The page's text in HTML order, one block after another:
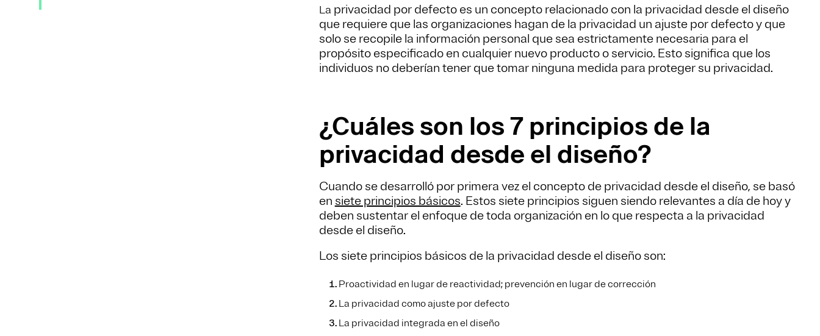
La privacidad por defecto es un concepto relacionado con la privacidad desde el diseño
que requiere que las organizaciones hagan de la privacidad un ajuste por defecto y que
solo se recopile la información personal que sea estrictamente necesaria para el
propósito especificado en cualquier nuevo producto o servicio. Esto significa que los
individuos no deberían tener que tomar ninguna medida para proteger su privacidad.
¿Cuáles son los 7 principios de la
privacidad desde el diseño?
Cuando se desarrolló por primera vez el concepto de privacidad desde el diseño, se basó
en siete principios básicos. Estos siete principios siguen siendo relevantes a día de hoy y
deben sustentar el enfoque de toda organización en lo que respecta a la privacidad
desde el diseño.
Los siete principios básicos de la privacidad desde el diseño son:
Proactividad en lugar de reactividad; prevención en lugar de corrección
La privacidad como ajuste por defecto
La privacidad integrada en el diseño